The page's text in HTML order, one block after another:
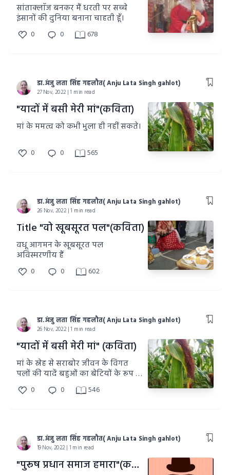
सांताक्लाॅज बनकर मैं धरती पर सच्चे
इंसानों की दुनिया बनाना चाहती हूँ।
0 0 678
डा.अंजु लता सिंह गहलौत( Anju Lata Singh gahlot)
27 Nov, 2022 | 1 min read
"यादों में बसी मेरी मां"(कविता)
मां के ममत्व को कभी भुला ही नहीं सकते।
0 0 565
डा.अंजु लता सिंह गहलौत( Anju Lata Singh gahlot)
26 Nov, 2022 | 1 min read
Title "वो खूबसूरत पल"(कविता)
वधू आगमन के खूबसूरत पल
अविस्मरणीय हैं
0 0 602
डा.अंजु लता सिंह गहलौत( Anju Lata Singh gahlot)
26 Nov, 2022 | 1 min read
"यादों में बसी मेरी मां" (कविता)
मां के स्नेह से सराबोर जीवन के विगत
पलों की यादें बहुओं का बेटियों के रूप में
आगमन के बीते पल
0 0 546
डा.अंजु लता सिंह गहलौत( Anju Lata Singh gahlot)
19 Nov, 2022 | 1 min read
"पुरूष प्रधान समाज हमारा"(कविता)